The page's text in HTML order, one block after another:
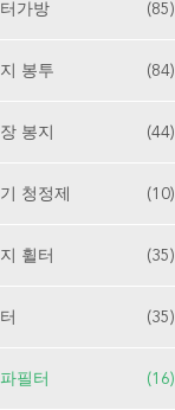
가방 (85)
봉투 (84)
봉지 (44)
청정제 (10)
휠터 (35)
(35)
필터 (16)